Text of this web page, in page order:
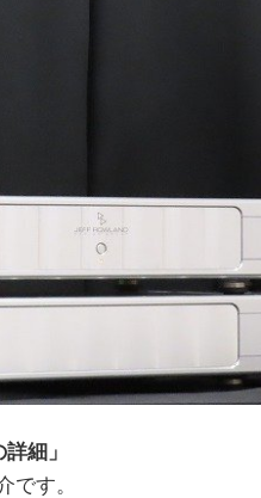
細」
です。